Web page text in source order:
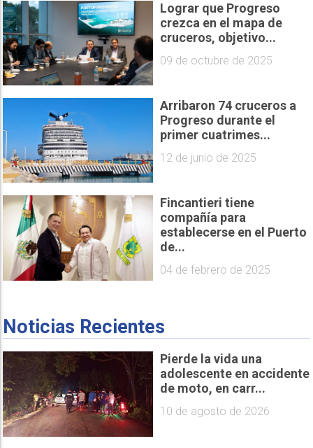
Lograr que Progreso
crezca en el mapa de
cruceros, objetivo...
09 de octubre de 2025
Arribaron 74 cruceros a
Progreso durante el
primer cuatrimes...
12 de junio de 2025
Fincantieri tiene
compañía para
establecerse en el Puerto
de...
04 de febrero de 2025
Noticias Recientes
Pierde la vida una
adolescente en accidente
de moto, en carr...
10 de agosto de 2026